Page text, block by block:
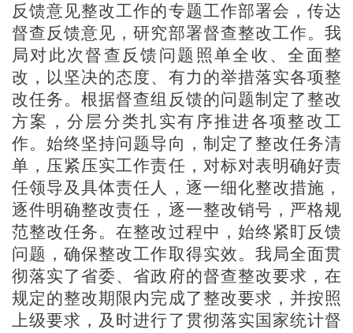
反馈意见整改工作的专题工作部署会，传达
督查反馈意见，研究部署督查整改工作。我
局对此次督查反馈问题照单全收、全面整
改，以坚决的态度、有力的举措落实各项整
改任务。根据督查组反馈的问题制定了整改
方案，分层分类扎实有序推进各项整改工
作。始终坚持问题导向，制定了整改任务清
单，压紧压实工作责任，对标对表明确好责
任领导及具体责任人，逐一细化整改措施，
逐件明确整改责任，逐一整改销号，严格规
范整改任务。在整改过程中，始终紧盯反馈
问题，确保整改工作取得实效。我局全面贯
彻落实了省委、省政府的督查整改要求，在
规定的整改期限内完成了整改要求，并按照
上级要求，及时进行了贯彻落实国家统计督